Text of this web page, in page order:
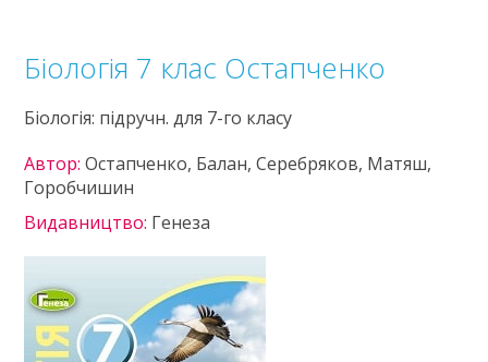
Біологія 7 клас Остапченко
Біологія: підручн. для 7-го класу
Автор:Остапченко, Балан, Серебряков, Матяш,
Горобчишин
Видавництво: Генеза